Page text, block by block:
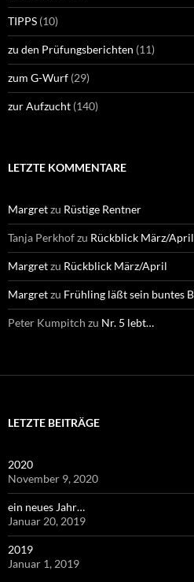
TIPPS (10)
zu den Prüfungsberichten (11)
zum G-Wurf (29)
zur Aufzucht (140)
LETZTE KOMMENTARE
Margretzu Rüstige Rentner
Tanja Perkhofzu Rückblick März/April
Margretzu Rückblick März/April
Margretzu Frühling läßt sein buntes
Peter Kumpitch zu Nr. 5 lebt…
LETZTE BEITRÄGE
2020
November 9, 2020
ein neues Jahr…
Januar 20, 2019
2019
Januar 1, 2019